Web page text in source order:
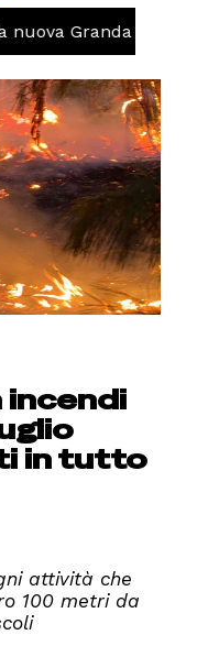
Granda Volley
incendi
in tutto
attività che
100 metri da